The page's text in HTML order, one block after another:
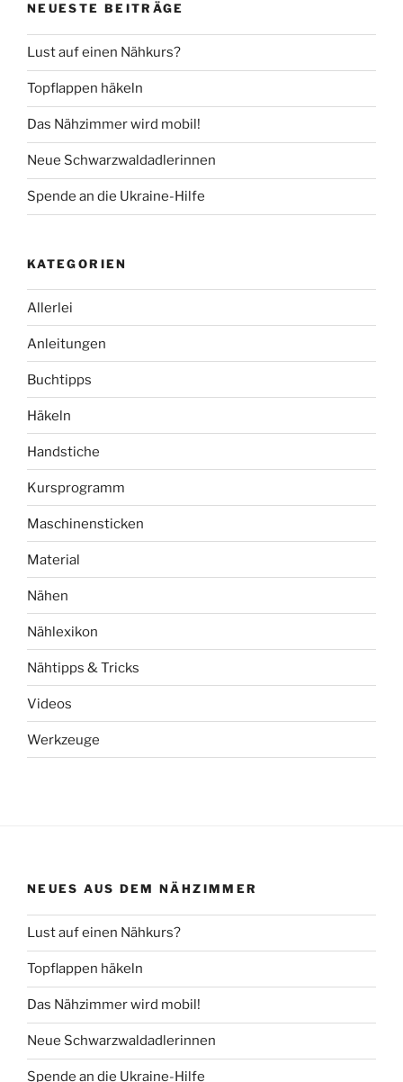
NEUESTE BEITRÄGE
Lust auf einen Nähkurs?
Topflappen häkeln
Das Nähzimmer wird mobil!
Neue Schwarzwaldadlerinnen
Spende an die Ukraine-Hilfe
KATEGORIEN
Allerlei
Anleitungen
Buchtipps
Häkeln
Handstiche
Kursprogramm
Maschinensticken
Material
Nähen
Nählexikon
Nähtipps & Tricks
Videos
Werkzeuge
NEUES AUS DEM NÄHZIMMER
Lust auf einen Nähkurs?
Topflappen häkeln
Das Nähzimmer wird mobil!
Neue Schwarzwaldadlerinnen
Spende an die Ukraine-Hilfe